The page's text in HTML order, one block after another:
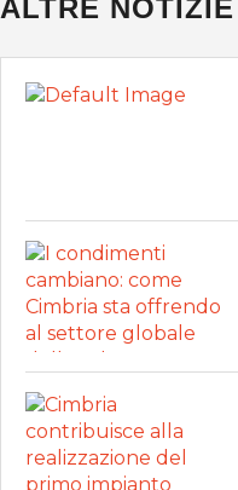
ALTRE NOTIZIE